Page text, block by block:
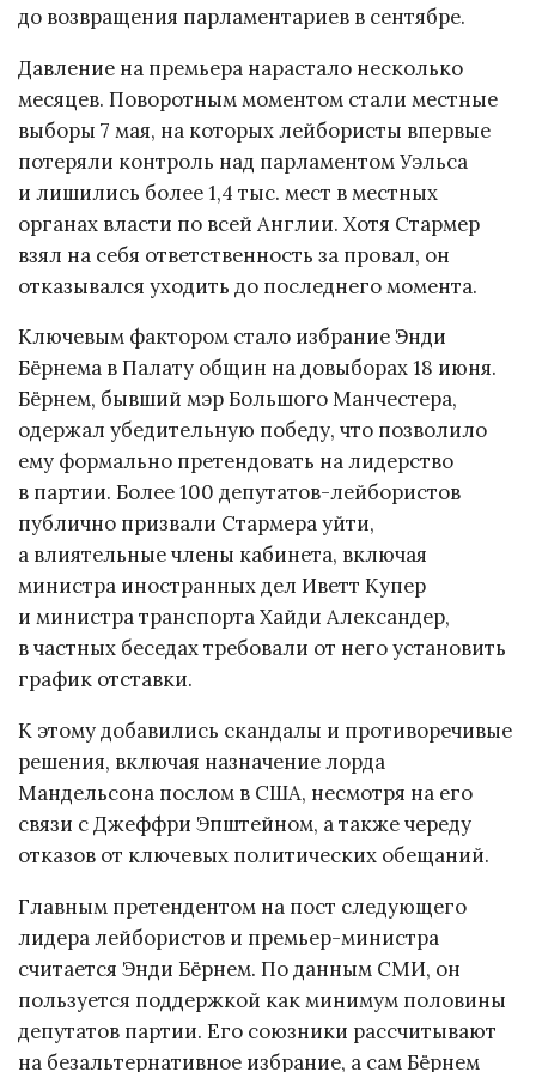
до возвращения парламентариев в сентябре.
Давление на премьера нарастало несколько
месяцев. Поворотным моментом стали местные
выборы 7 мая, на которых лейбористы впервые
потеряли контроль над парламентом Уэльса
и лишились более 1,4 тыс. мест в местных
органах власти по всей Англии. Хотя Стармер
взял на себя ответственность за провал, он
отказывался уходить до последнего момента.
Ключевым фактором стало избрание Энди
Бёрнема в Палату общин на довыборах 18 июня.
Бёрнем, бывший мэр Большого Манчестера,
одержал убедительную победу, что позволило
ему формально претендовать на лидерство
в партии. Более 100 депутатов-лейбористов
публично призвали Стармера уйти,
а влиятельные члены кабинета, включая
министра иностранных дел Иветт Купер
и министра транспорта Хайди Александер,
в частных беседах требовали от него установить
график отставки.
К этому добавились скандалы и противоречивые
решения, включая назначение лорда
Мандельсона послом в США, несмотря на его
связи с Джеффри Эпштейном, а также череду
отказов от ключевых политических обещаний.
Главным претендентом на пост следующего
лидера лейбористов и премьер-министра
считается Энди Бёрнем. По данным СМИ, он
пользуется поддержкой как минимум половины
депутатов партии. Его союзники рассчитывают
на безальтернативное избрание, а сам Бёрнем